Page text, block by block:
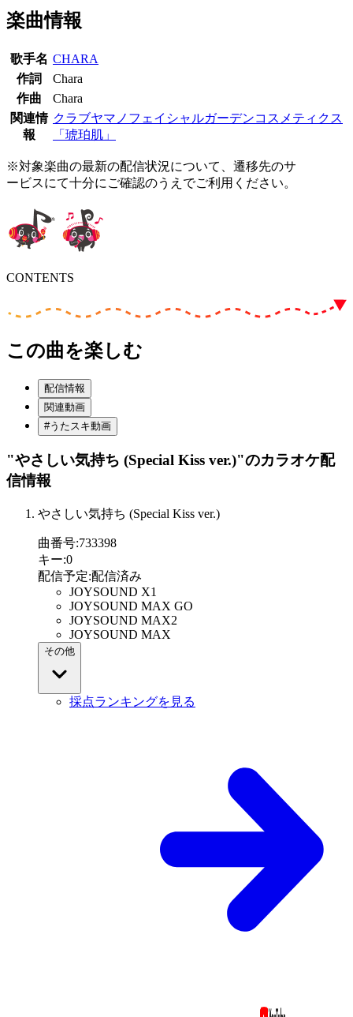
楽曲情報
歌手名 CHARA
作詞
Chara
作曲
Chara
関連情
報
クラブヤマノフェイシャルガーデンコスメティクス
「琥珀肌」
※対象楽曲の最新の配信状況について、遷移先のサ
ービスにて十分にご確認のうえでご利用ください。
CONTENTS
この曲を楽しむ
配信情報
関連動画
#うたスキ動画
"やさしい気持ち (Special Kiss ver.)"のカラオケ配
信情報
やさしい気持ち (Special Kiss ver.)
曲番号:733398
キー:0
配信予定:配信済み
JOYSOUND X1
JOYSOUND MAX GO
JOYSOUND MAX2
JOYSOUND MAX
その他
採点ランキングを見る